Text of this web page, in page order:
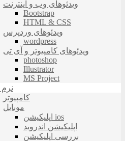
ویدئوهای وب و اینترنت
Bootstrap
HTML & CSS
ویدئوهای وردپرس
wordpress
ویدئوهای کامپیوتر و آی تی
photoshop
Illustrator
MS Project
نرم
کامپیوتر
موبایل
اپلیکیشن ios
اپلیکیشن اندروید
بررسی اپلیکیشن